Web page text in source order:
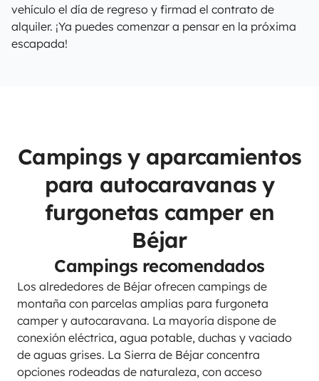
vehículo el día de regreso y firmad el contrato de
alquiler. ¡Ya puedes comenzar a pensar en la próxima
escapada!
Campings y aparcamientos
para autocaravanas y
furgonetas camper en
Béjar
Campings recomendados
Los alrededores de Béjar ofrecen campings de
montaña con parcelas amplias para furgoneta
camper y autocaravana. La mayoría dispone de
conexión eléctrica, agua potable, duchas y vaciado
de aguas grises. La Sierra de Béjar concentra
opciones rodeadas de naturaleza, con acceso